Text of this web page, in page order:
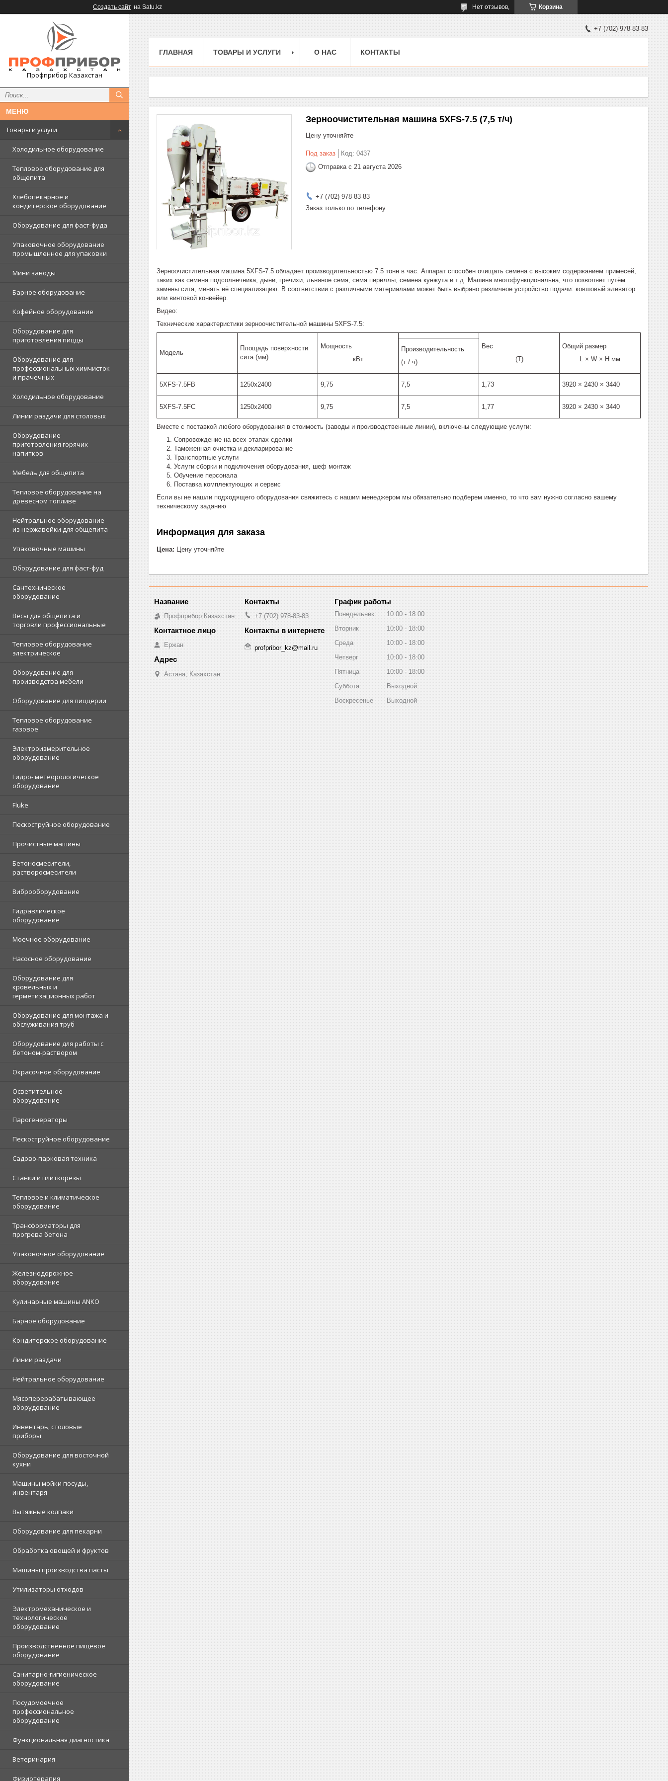
Создать сайт на Satu.kz Корзина
Нет отзывов,
Профприбор Казахстан
Товары и услуги
Холодильное оборудование
Тепловое оборудование для
общепита
Хлебопекарное и
кондитерское оборудование
Оборудование для фаст-фуда
Упаковочное оборудование
промышленное для упаковки
Мини заводы
Барное оборудование
Кофейное оборудование
Оборудование для
приготовления пиццы
Оборудование для
профессиональных химчисток
и прачечных
Холодильное оборудование
Линии раздачи для столовых
Оборудование
приготовления горячих
напитков
Мебель для общепита
Тепловое оборудование на
древесном топливе
Нейтральное оборудование
из нержавейки для общепита
Упаковочные машины
Оборудование для фаст-фуд
Сантехническое
оборудование
Весы для общепита и
торговли профессиональные
Тепловое оборудование
электрическое
Оборудование для
производства мебели
Оборудование для пиццерии
Тепловое оборудование
газовое
Электроизмерительное
оборудование
Гидро- метеорологическое
оборудование
Fluke
Пескоструйное оборудование
Прочистные машины
Бетоносмесители,
растворосмесители
Виброоборудование
Гидравлическое
оборудование
Моечное оборудование
Насосное оборудование
Оборудование для
кровельных и
герметизационных работ
Оборудование для монтажа и
обслуживания труб
Оборудование для работы с
бетоном-раствором
Окрасочное оборудование
Осветительное
оборудование
Парогенераторы
Пескоструйное оборудование
Садово-парковая техника
Станки и плиткорезы
Тепловое и климатическое
оборудование
Трансформаторы для
прогрева бетона
Упаковочное оборудование
Железнодорожное
оборудование
Кулинарные машины ANKO
Барное оборудование
Кондитерское оборудование
Линии раздачи
Нейтральное оборудование
Мясоперерабатывающее
оборудование
Инвентарь, столовые
приборы
Оборудование для восточной
кухни
Машины мойки посуды,
инвентаря
Вытяжные колпаки
Оборудование для пекарни
Обработка овощей и фруктов
Машины производства пасты
Утилизаторы отходов
Электромеханическое и
технологическое
оборудование
Производственное пищевое
оборудование
Санитарно-гигиеническое
оборудование
Посудомоечное
профессиональное
оборудование
Функциональная диагностика
Ветеринария
Физиотерапия
+7 (702) 978-83-83
ГЛАВНАЯ ТОВАРЫ И УСЛУГИ О НАС КОНТАКТЫ
Зерноочистительная машина 5XFS-7.5 (7,5 т/ч)
Цену уточняйте
Под заказ Код: 0437
Отправка с 21 августа 2026
+7 (702) 978-83-83
Заказ только по телефону
Зерноочистительная машина 5XFS-7.5 обладает производительностью 7.5 тонн в час. Аппарат способен очищать семена с высоким содержанием примесей,
таких как семена подсолнечника, дыни, гречихи, льняное семя, семя периллы, семена кунжута и т.д. Машина многофункциональна, что позволяет путём
замены сита, менять её специализацию. В соответствии с различными материалами может быть выбрано различное устройство подачи: ковшовый элеватор
или винтовой конвейер.
Видео:
Технические характеристики зерноочистительной машины 5XFS-7.5:
Модель
Площадь поверхности
сита (мм)
Мощность
кВт
Вес
(T)
Общий размер
L × W × H мм
Производительность
(т / ч)
5XFS-7.5FB 1250x2400 9,75 7,5 1,73 3920 × 2430 × 3440
5XFS-7.5FC 1250x2400 9,75 7,5 1,77 3920 × 2430 × 3440
Вместе с поставкой любого оборудования в стоимость (заводы и производственные линии), включены следующие услуги:
Сопровождение на всех этапах сделки
Таможенная очистка и декларирование
Транспортные услуги
Услуги сборки и подключения оборудования, шеф монтаж
Обучение персонала
Поставка комплектующих и сервис
Если вы не нашли подходящего оборудования свяжитесь с нашим менеджером мы обязательно подберем именно, то что вам нужно согласно вашему
техническому заданию
Информация для заказа
Цена: Цену уточняйте
Профприбор Казахстан
Ержан
Астана, Казахстан
+7 (702) 978-83-83
profpribor_kz@mail.ru
График работы
Понедельник 10:00
18:00
Вторник
10:00
18:00
Среда
10:00
18:00
Четверг
10:00
18:00
Пятница
10:00
18:00
Суббота
Выходной
Воскресенье
Выходной